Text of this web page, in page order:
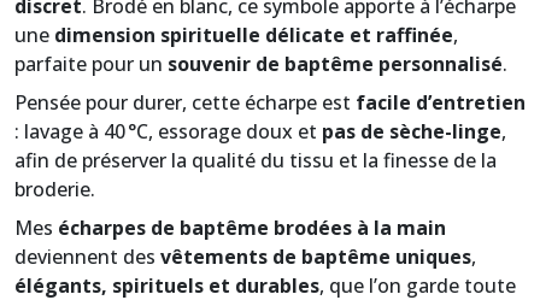
discret. Brodé en blanc, ce symbole apporte à l’écharpe
une dimension spirituelle délicate et raffinée,
parfaite pour un souvenir de baptême personnalisé.
Pensée pour durer, cette écharpe est facile d’entretien
: lavage à 40 °C, essorage doux et pas de sèche-linge,
afin de préserver la qualité du tissu et la finesse de la
broderie.
Mes écharpes de baptême brodées à la main
deviennent des vêtements de baptême uniques,
élégants, spirituels et durables, que l’on garde toute